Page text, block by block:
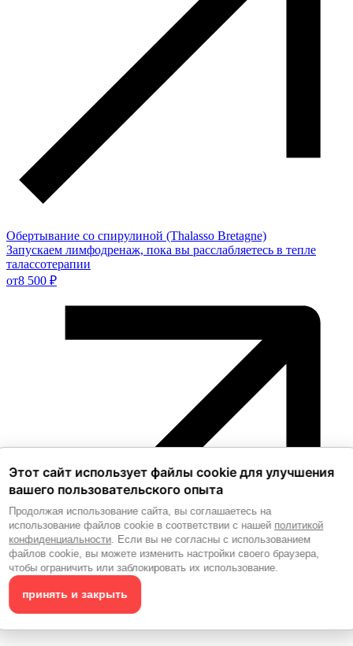
Обертывание со спирулиной (Thalasso Bretagne)
Запускаем лимфодренаж, пока вы расслабляетесь в тепле
талассотерапии
от8 500 ₽
Этот сайт использует файлы cookie для улучшения
вашего пользовательского опыта
Продолжая использование сайта, вы соглашаетесь на
использование файлов cookie в соответствии с нашей политикой
конфиденциальности. Если вы не согласны с использованием
файлов cookie, вы можете изменить настройки своего браузера,
чтобы ограничить или заблокировать их использование.
принять и закрыть